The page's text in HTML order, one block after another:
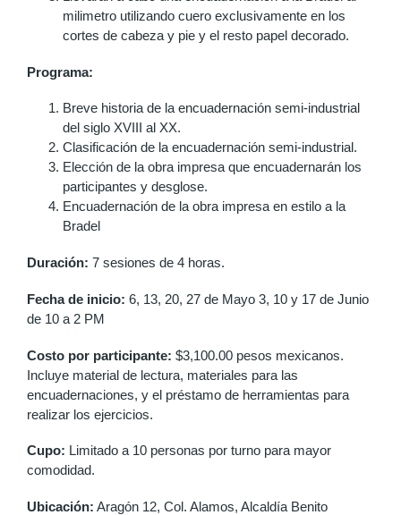
milimetro utilizando cuero exclusivamente en los
cortes de cabeza y pie y el resto papel decorado.
Programa:
Breve historia de la encuadernación semi-industrial
del siglo XVIII al XX.
Clasificación de la encuadernación semi-industrial.
Elección de la obra impresa que encuadernarán los
participantes y desglose.
Encuadernación de la obra impresa en estilo a la
Bradel
Duración: 7 sesiones de 4 horas.
Fecha de inicio: 6, 13, 20, 27 de Mayo 3, 10 y 17 de Junio
de 10 a 2 PM
Costo por participante: $3,100.00 pesos mexicanos.
Incluye material de lectura, materiales para las
encuadernaciones, y el préstamo de herramientas para
realizar los ejercicios.
Cupo: Limitado a 10 personas por turno para mayor
comodidad.
Ubicación: Aragón 12, Col. Alamos, Alcaldía Benito